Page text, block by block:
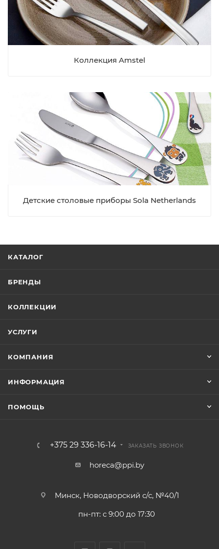
Коллекция Amstel
Детские столовые приборы Sola Netherlands
КАТАЛОГ
БРЕНДЫ
КОЛЛЕКЦИИ
УСЛУГИ
КОМПАНИЯ
ИНФОРМАЦИЯ
ПОМОЩЬ
+375 29 336-16-14 ЗАКАЗАТЬ ЗВОНОК
horeca@ppi.by
Минск, Новодворский с/с, №40/1
пн-пт: с 9:00 до 17:30